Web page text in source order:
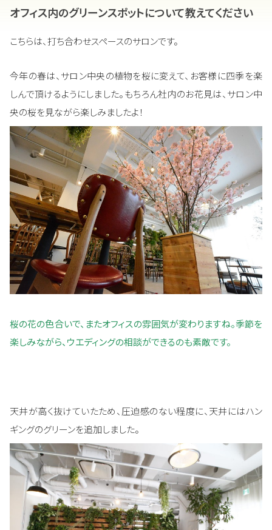
オフィス内のグリーンスポットについて教えてください
こちらは、打ち合わせスペースのサロンです。
今年の春は、サロン中央の植物を桜に変えて、お客様に四季を楽
しんで頂けるようにしました。もちろん社内のお花見は、サロン中
央の桜を見ながら楽しみましたよ！
桜の花の色合いで、またオフィスの雰囲気が変わりますね。季節を
楽しみながら、ウエディングの相談ができるのも素敵です。
天井が高く抜けていたため、圧迫感のない程度に、天井にはハン
ギングのグリーンを追加しました。